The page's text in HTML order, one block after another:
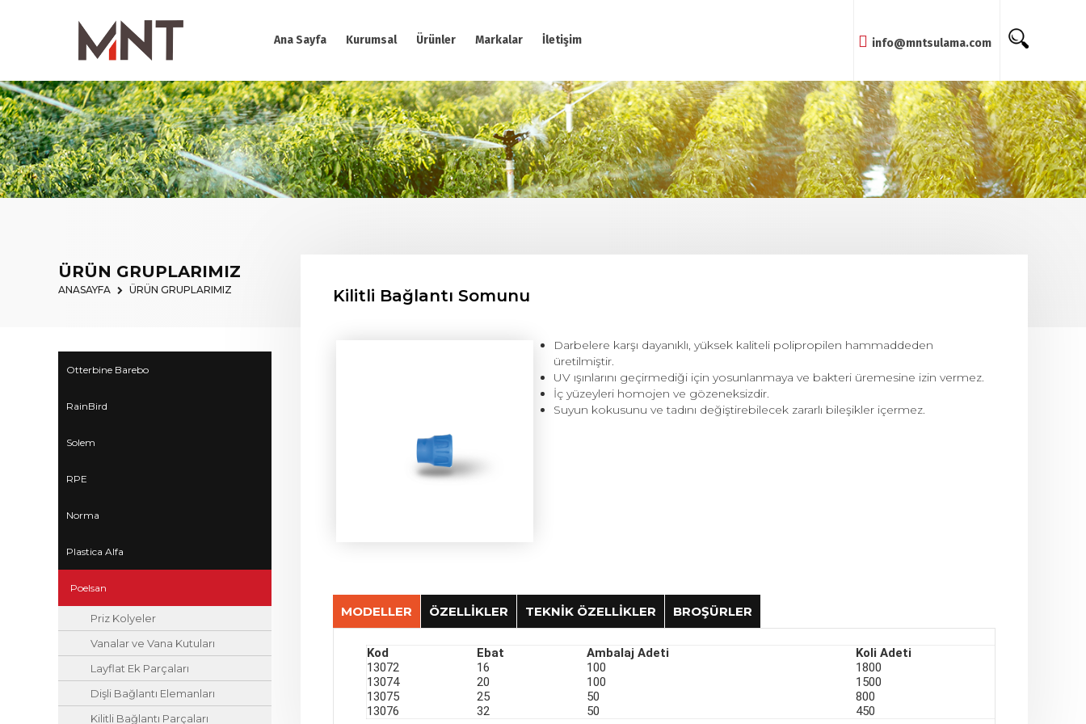
Ana Sayfa Kurumsal Ürünler Markalar İletişim info@mntsulama.com
ÜRÜN GRUPLARIMIZ
ANASAYFA ÜRÜN GRUPLARIMIZ Kilitli Bağlantı Somunu
Darbelere karşı dayanıklı, yüksek kaliteli polipropilen hammaddeden
üretilmiştir.
UV ışınlarını geçirmediği için yosunlanmaya ve bakteri üremesine izin vermez.
İç yüzeyleri homojen ve gözeneksizdir.
Suyun kokusunu ve tadını değiştirebilecek zararlı bileşikler içermez.
MODELLER ÖZELLİKLER TEKNİK ÖZELLİKLER BROŞÜRLER
Kod Ebat Ambalaj Adeti
Koli Adeti
13072
16 100
1800
13074
20 100
1500
13075
25 50
800
13076
32 50 450
Kullanım Bilgileri
Ø16 mm, Ø20 mm, Ø25 mm, Ø32 mm Alçak Yoğunluklu Polietilen (AYPE) Borularda (Deliksiz kör boru)
kullanılır.
Ø16 mm için et kalınlığı minimum 0.8 mm’ye kadar ve Ø20 mm için et kalınlığı minimum 1.0 mm’ye kadar
Basınç Değerleri
PN 6
Kullanım Alanları
Otterbine Barebo
RainBird
Solem
RPE
Norma
Plastica Alfa
Poelsan
Priz Kolyeler
Vanalar ve Vana Kutuları
Layflat Ek Parçaları
Dişli Bağlantı Elemanları
Kilitli Bağlantı Parçaları